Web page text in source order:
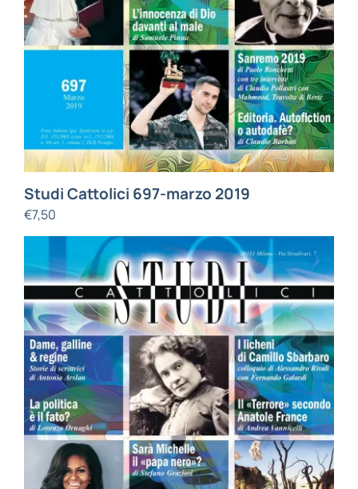
Studi Cattolici 697-marzo 2019
€7,50